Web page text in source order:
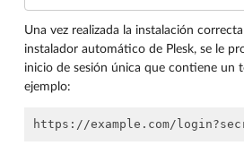
Una vez realizada la instalación
instalador automático de Plesk, se le
inicio de sesión única que contiene un
ejemplo: